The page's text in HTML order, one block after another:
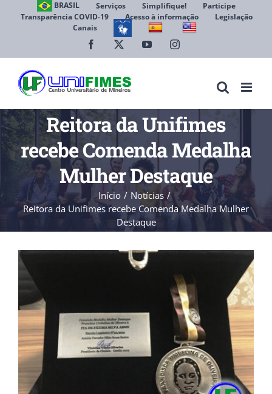
BRASIL Serviços Simplifique!
Participe
Transparência COVID-19
Acesso à informação
Legislação
Canais
Facebook YouTubeInstagram
Reitora da Unifimes
recebe Comenda Medalha
Mulher Destaque
Início
Notícias
Reitora da Unifimes recebe Comenda Medalha Mulher
Destaque
View
Larger
Image